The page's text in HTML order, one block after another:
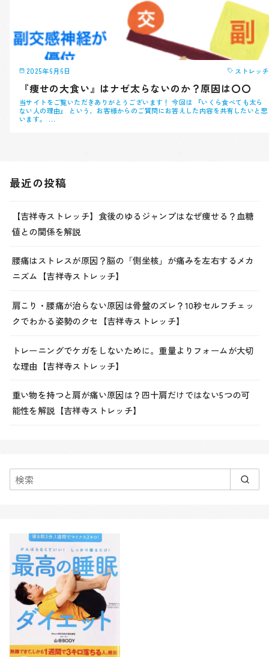
2025年6月6日 ストレッチ
『痩せの大食い』はナゼ太らないのか？原因は〇〇
当サイトをご覧いただきありがとうございます！ 今回は 『いくら食べても太ら
ない人の理由』 という、お客様からのご質問にお答えした内容を共有したいと思
います。 …
最近の投稿
【吉祥寺ストレッチ】食後のゆるジャンプはなぜ痩せる？血糖
値との関係を解説
腰痛はストレスが原因？脳の「側坐核」が痛みを左右するメカ
ニズム【吉祥寺ストレッチ】
肩こり・腰痛が治らない原因は骨盤のズレ？10秒セルフチェッ
クでわかる姿勢のクセ【吉祥寺ストレッチ】
トレーニングでケガをしないために。重量よりフォームが大切
な理由【吉祥寺ストレッチ】
重い物を持つと肩が痛い原因は？四十肩だけではない5つの可
能性を解説【吉祥寺ストレッチ】